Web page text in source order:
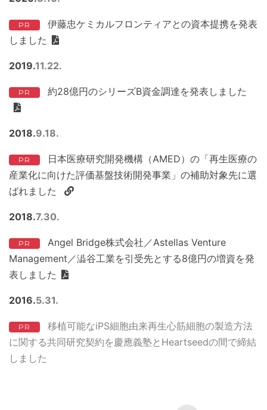
PR
伊藤忠ケミカルフロンティアとの資本提携を発表
しました
2019 11 22
PR 約28億円のシリーズB資金調達を発表しました
2018 9 18
PR
日本医療研究開発機構（AMED）の「再生医療の
産業化に向けた評価基盤技術開発事業」の補助対象先に選
ばれました
2018 7 30
PR
Angel Bridge株式会社／Astellas Venture
Management／澁谷工業を引受先とする8億円の増資を発
表しました
2016 5 31
PR
移植可能なiPS細胞由来再生心筋細胞の製造方法
に関する共同研究契約を慶應義塾とHeartseedの間で締結
しました